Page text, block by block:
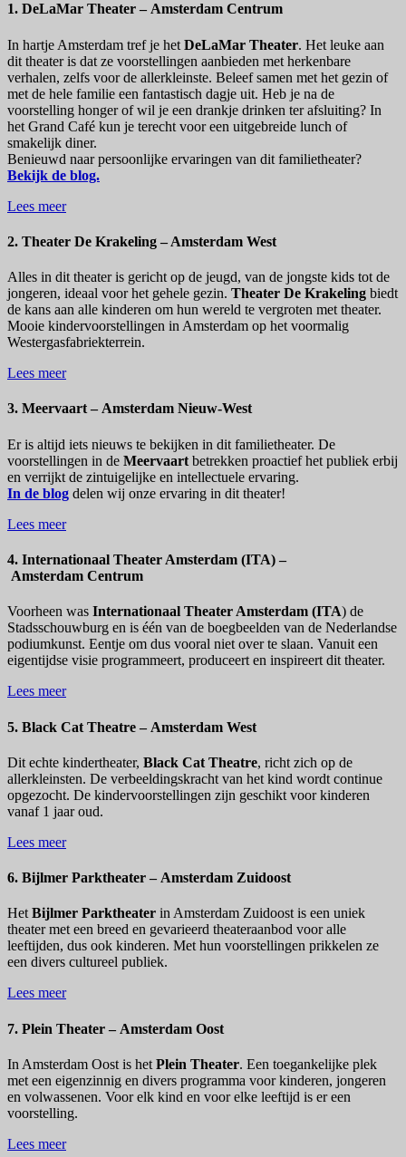
1. DeLaMar Theater – Amsterdam Centrum
In hartje Amsterdam tref je het DeLaMar Theater. Het leuke aan
dit theater is dat ze voorstellingen aanbieden met herkenbare
verhalen, zelfs voor de allerkleinste. Beleef samen met het gezin of
met de hele familie een fantastisch dagje uit. Heb je na de
voorstelling honger of wil je een drankje drinken ter afsluiting? In
het Grand Café kun je terecht voor een uitgebreide lunch of
smakelijk diner.
Benieuwd naar persoonlijke ervaringen van dit familietheater?
Bekijk de blog.
Lees meer
2. Theater De Krakeling – Amsterdam West
Alles in dit theater is gericht op de jeugd, van de jongste kids tot de
jongeren, ideaal voor het gehele gezin. Theater De Krakeling biedt
de kans aan alle kinderen om hun wereld te vergroten met theater.
Mooie kindervoorstellingen in Amsterdam op het voormalig
Westergasfabriekterrein.
Lees meer
3. Meervaart – Amsterdam Nieuw-West
Er is altijd iets nieuws te bekijken in dit familietheater. De
voorstellingen in de Meervaart betrekken proactief het publiek erbij
en verrijkt de zintuigelijke en intellectuele ervaring.
In de blog delen wij onze ervaring in dit theater!
Lees meer
4. Internationaal Theater Amsterdam (ITA) –
Amsterdam Centrum
Voorheen was Internationaal Theater Amsterdam (ITA) de
Stadsschouwburg en is één van de boegbeelden van de Nederlandse
podiumkunst. Eentje om dus vooral niet over te slaan. Vanuit een
eigentijdse visie programmeert, produceert en inspireert dit theater.
Lees meer
5. Black Cat Theatre – Amsterdam West
Dit echte kindertheater, Black Cat Theatre, richt zich op de
allerkleinsten. De verbeeldingskracht van het kind wordt continue
opgezocht. De kindervoorstellingen zijn geschikt voor kinderen
vanaf 1 jaar oud.
Lees meer
6. Bijlmer Parktheater – Amsterdam Zuidoost
Het Bijlmer Parktheater in Amsterdam Zuidoost is een uniek
theater met een breed en gevarieerd theateraanbod voor alle
leeftijden, dus ook kinderen. Met hun voorstellingen prikkelen ze
een divers cultureel publiek.
Lees meer
7. Plein Theater – Amsterdam Oost
In Amsterdam Oost is het Plein Theater. Een toegankelijke plek
met een eigenzinnig en divers programma voor kinderen, jongeren
en volwassenen. Voor elk kind en voor elke leeftijd is er een
voorstelling.
Lees meer